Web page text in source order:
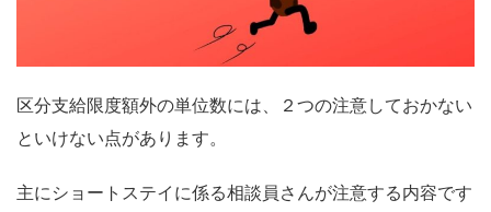
区分支給限度額外の単位数には、２つの注意しておかない
といけない点があります。
主にショートステイに係る相談員さんが注意する内容です